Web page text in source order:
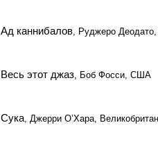
Ад каннибалов, Руджеро
Весь этот джаз, Боб Фосси, США
Сука, Джерри О’Хара,